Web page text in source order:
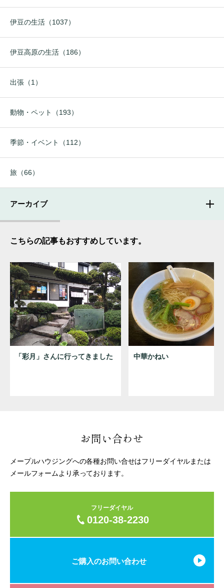
伊豆の生活（1037）
伊豆高原の生活（186）
出張（1）
動物・ペット（193）
季節・イベント（112）
旅（66）
アーカイブ
こちらの記事もおすすめしています。
「彩月」さんに行ってきました 中華かねい
お問い合わせ
メープルハウジングへの各種お問い合せはフリーダイヤルまたは
メールフォームより承っております。
フリーダイヤル
0120-38-2230
ご購入のお問い合わせ